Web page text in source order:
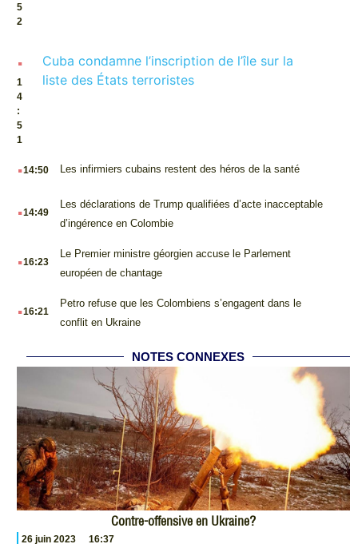
5
2
.
1
4
:
5
1
Cuba condamne l’inscription de l’île sur la
liste des États terroristes
.14:50 Les infirmiers cubains restent des héros de la santé
.14:49
Les déclarations de Trump qualifiées d’acte inacceptable
d’ingérence en Colombie
.16:23
Le Premier ministre géorgien accuse le Parlement
européen de chantage
.16:21
Petro refuse que les Colombiens s’engagent dans le
conflit en Ukraine
NOTES CONNEXES
Contre-offensive en Ukraine?
26 juin 2023 16:37